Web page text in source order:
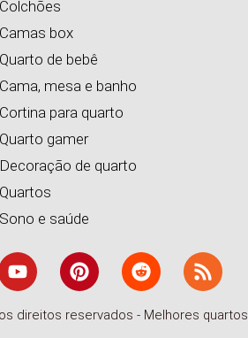
Colchões
Camas box
Quarto de bebê
Cama, mesa e banho
Cortina para quarto
Quarto gamer
Decoração de quarto
Quartos
Sono e saúde
direitos reservados - Melhores quartos